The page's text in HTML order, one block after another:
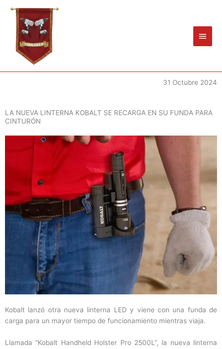
contenido
31 Octubre 2024
LA NUEVA LINTERNA KOBALT SE RECARGA EN SU FUNDA PARA
CINTURÓN
Kobalt lanzó otra nueva linterna LED y viene con una funda de
carga para un mayor tiempo de funcionamiento mientras viaja.
Llamada “Kobalt Handheld Holster Pro 2500L”, la nueva linterna